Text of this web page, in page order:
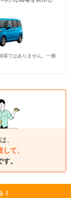
場ではありません。一般
、
て、
す。